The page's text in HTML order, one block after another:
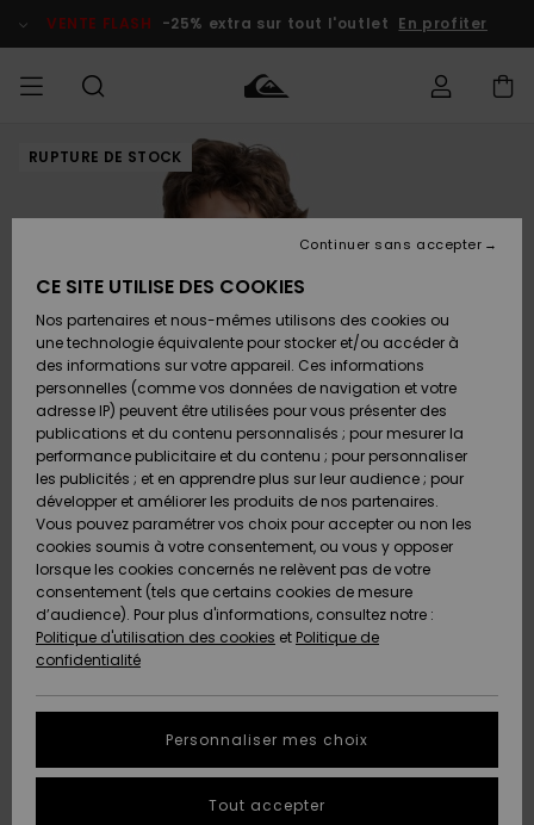
l'information
le
VENTE FLASH -25% extra sur tout l'outlet En profiter
HOMME Vêtements
Accessoires
Chaussures
& Tongs
Surf
Snow
Nouveautés
A
Découvrir
Vêtements
Accessoires
Chaussures
& Tongs
Surf
Snow
Nouveautés
A
Découvrir
FEMME
Shop
Nouveautés
A
Découvrir
Snow
SURF
Surf Shop
Homme
Enfant
Highlights
Communauté
SNOW
Snow
Shop
Homme
Snow
Shop
Enfant
Snow
Shop
Femme
A
Découvrir
Communauté
VENTE
FLASH
Outlet
Homme
Enfant
Outlet
Femme
Préférences
Langue Et
Région
français
Nederlands
AIDE &
CONTACT
Accéder à
ma
commande
Retours
Paiement
Carte
Cadeau
Quiksilver
Freedom
Protection
des données
Démarrez
COLLECTION
RUPTURE DE STOCK
CE SITE UTILISE DES COOKIES
Nos partenaires et nous-mêmes utilisons des cookies ou
une technologie équivalente pour stocker et/ou accéder à
des informations sur votre appareil. Ces informations
personnelles (comme vos données de navigation et votre
adresse IP) peuvent être utilisées pour vous présenter des
publications et du contenu personnalisés ; pour mesurer la
performance publicitaire et du contenu ; pour personnaliser
les publicités ; et en apprendre plus sur leur audience ; pour
développer et améliorer les produits de nos partenaires.
Vous pouvez paramétrer vos choix pour accepter ou non les
cookies soumis à votre consentement, ou vous y opposer
lorsque les cookies concernés ne relèvent pas de votre
consentement (tels que certains cookies de mesure
d’audience). Pour plus d'informations, consultez notre :
Politique d'utilisation des cookies et Politique de
confidentialité
Personnaliser mes choix
Continuer sans accepter
Tout accepter